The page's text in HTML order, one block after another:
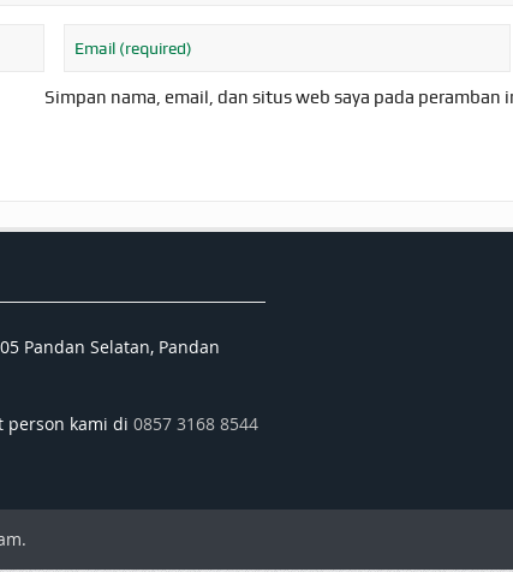
Simpan nama, email, dan situs web saya pada
Pandan Selatan, Pandan
person kami di 0857 3168 8544